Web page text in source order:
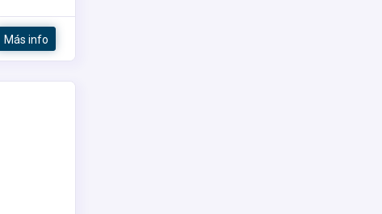
Más info